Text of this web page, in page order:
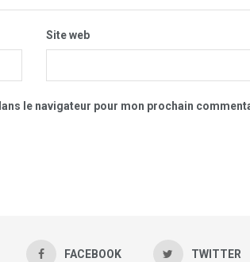
Site web
le navigateur pour mon prochain
FACEBOOK TWITTER